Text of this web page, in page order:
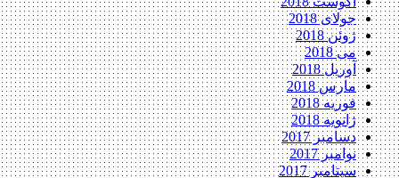
جولای 2018
ژوئن 2018
می 2018
آوریل 2018
مارس 2018
فوریه 2018
ژانویه 2018
دسامبر 2017
نوامبر 2017
سپتامبر 2017